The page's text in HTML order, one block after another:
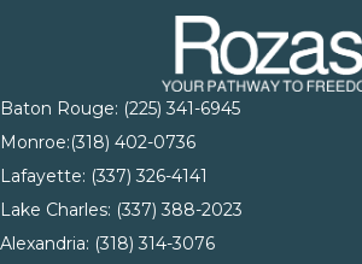
Baton Rouge: (225) 341-6945
Monroe:(318) 402-0736
Lafayette: (337) 326-4141
Lake Charles: (337) 388-2023
Alexandria: (318) 314-3076